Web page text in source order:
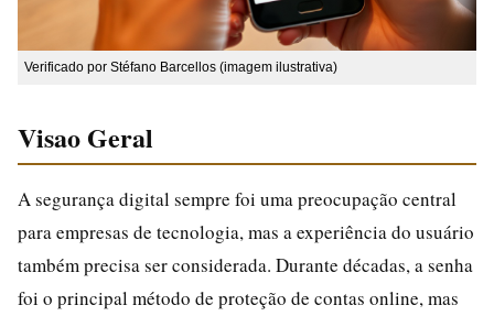
Verificado por Stéfano Barcellos (imagem ilustrativa)
Visao Geral
A segurança digital sempre foi uma preocupação central
para empresas de tecnologia, mas a experiência do usuário
também precisa ser considerada. Durante décadas, a senha
foi o principal método de proteção de contas online, mas